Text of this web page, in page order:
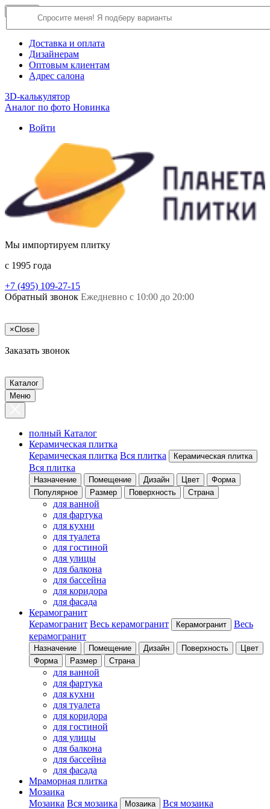
О компании
Доставка и оплата
Дизайнерам
Оптовым клиентам
Адрес салона
3D-калькулятор
Аналог по фото Новинка
Войти
Мы импортируем плитку
c 1995 года
+7 (495) 109-27-15
Обратный звонок Ежедневно с 10:00 до 20:00
×Close
Заказать звонок
Каталог
Меню
полный Каталог
Керамическая плитка
Керамическая плитка Вся плитка Керамическая плитка
Вся плитка
Назначение Помещение Дизайн Цвет
Форма
Популярное
Размер Поверхность Страна
для ванной
для фартука
для кухни
для туалета
для гостиной
для улицы
для балкона
для бассейна
для коридора
для фасада
Керамогранит
Керамогранит Весь керамогранит Керамогранит
Весь
керамогранит
Назначение Помещение Дизайн Поверхность
Цвет
Форма
Размер Страна
для ванной
для фартука
для кухни
для туалета
для коридора
для гостиной
для улицы
для балкона
для бассейна
для фасада
Мраморная плитка
Мозаика
Мозаика Вся мозаика Мозаика Вся мозаика